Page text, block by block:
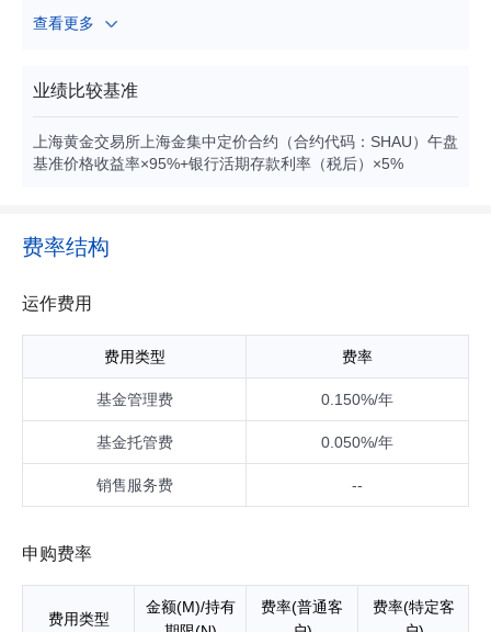
少量投资于债券（国家债券、央行票据、地方政府债券、金融
债券、企业债券、公司债券、次级债券、可转换债券、可交换
中期票据等）、资产支持证券、债券回购、银行存款、同业存
单、现金资产以及中国证监会允许基金投资的其他金融工具
权益类资产。本基金投资于目标ETF的比例不得低于基金资产
净值的90%。
查看更多
业绩比较基准
上海黄金交易所上海金集中定价合约（合约代码：SHAU）午盘
基准价格收益率×95%+银行活期存款利率（税后）×5%
费率结构
运作费用
费用类型 费率
基金管理费 0.150%/年
基金托管费 0.050%/年
销售服务费 --
申购费率
费用类型
金额(M)/持有
费率(普通客
费率(特定客